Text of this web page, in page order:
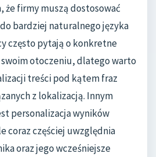
że firmy muszą dostosować
bardziej naturalnego języka
często pytają o konkretne
swoim otoczeniu, dlatego warto
treści pod kątem fraz
z lokalizacją. Innym
personalizacja wyników
coraz częściej uwzględnia
oraz jego wcześniejsze